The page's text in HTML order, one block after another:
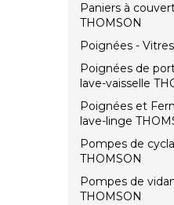
Paniers à
THOMSON
Poignées -
Poignées de
lave-vaisselle
Poignées et
lave-linge
Pompes de
THOMSON
Pompes de
THOMSON